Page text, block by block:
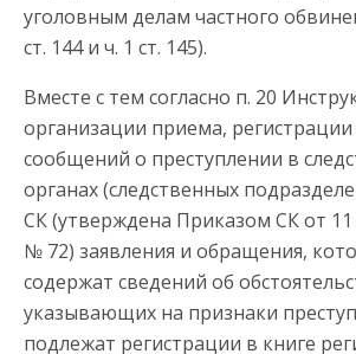
уголовным делам частного
ст. 144 и ч. 1 ст. 145).
Вместе с тем согласно п. 20
организации приема,
сообщений о преступлении в
органах (следственных
СК (утверждена Приказом СК от 11
№ 72) заявления и обращения,
содержат сведений об
указывающих на признаки
подлежат регистрации в книге